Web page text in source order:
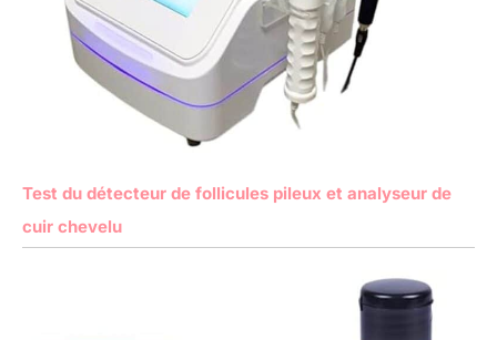
Test du détecteur de follicules pileux et analyseur de
cuir chevelu